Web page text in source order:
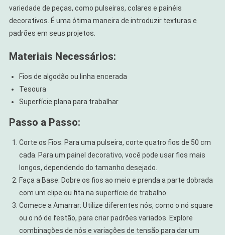
variedade de peças, como pulseiras, colares e painéis
decorativos. É uma ótima maneira de introduzir texturas e
padrões em seus projetos.
Materiais Necessários:
Fios de algodão ou linha encerada
Tesoura
Superfície plana para trabalhar
Passo a Passo:
Corte os Fios: Para uma pulseira, corte quatro fios de 50 cm
cada. Para um painel decorativo, você pode usar fios mais
longos, dependendo do tamanho desejado.
Faça a Base: Dobre os fios ao meio e prenda a parte dobrada
com um clipe ou fita na superfície de trabalho.
Comece a Amarrar: Utilize diferentes nós, como o nó square
ou o nó de festão, para criar padrões variados. Explore
combinações de nós e variações de tensão para dar um